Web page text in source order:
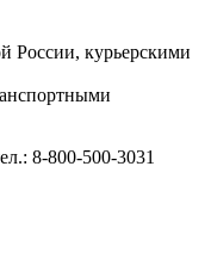
России, курьерскими
8-800-500-3031